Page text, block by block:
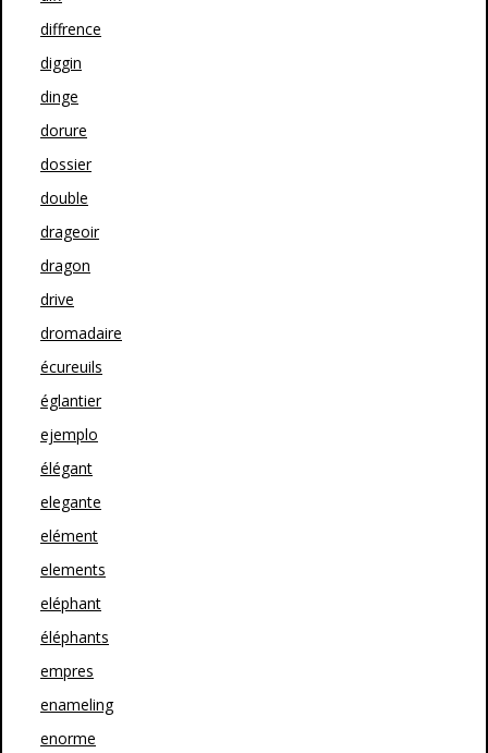
diffrence
diggin
dinge
dorure
dossier
double
drageoir
dragon
drive
dromadaire
écureuils
églantier
ejemplo
élégant
elegante
elément
elements
eléphant
éléphants
empres
enameling
enorme